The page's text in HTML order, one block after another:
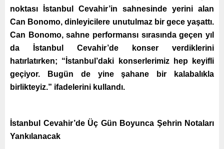
noktası İstanbul Cevahir’in sahnesinde yerini alan
Can Bonomo, dinleyicilere unutulmaz bir gece yaşattı.
Can Bonomo, sahne performansı sırasında geçen yıl
da İstanbul Cevahir’de konser verdiklerini
hatırlatırken; “İstanbul’daki konserlerimiz hep keyifli
geçiyor. Bugün de yine şahane bir kalabalıkla
birlikteyiz.” ifadelerini kullandı.
İstanbul Cevahir’de Üç Gün Boyunca Şehrin Notaları
Yankılanacak